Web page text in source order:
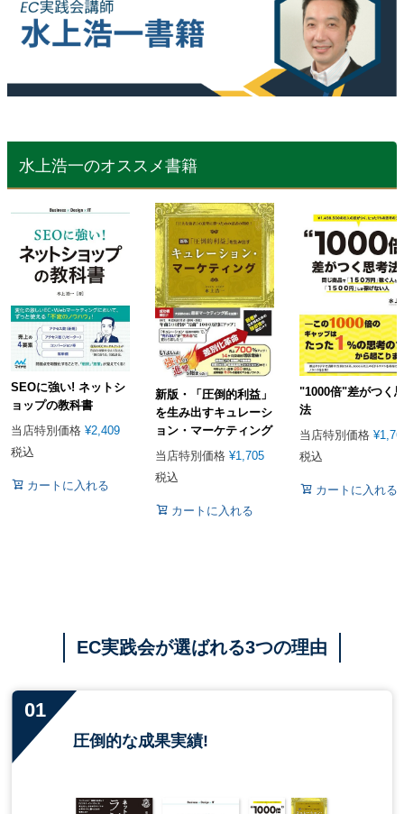
水上浩一のオススメ書籍
SEOに強い! ネットシ
ョップの教科書
当店特別価格 ¥2,409
税込
カートに入れる
新版・「圧倒的利益」
を生み出すキュレーシ
ョン・マーケティング
当店特別価格 ¥1,705
税込
カートに入れる
"1000倍"差がつく
法
当店特別価格 ¥
税込
カートに入れる
EC実践会が選ばれる3つの理由
圧倒的な成果実績!